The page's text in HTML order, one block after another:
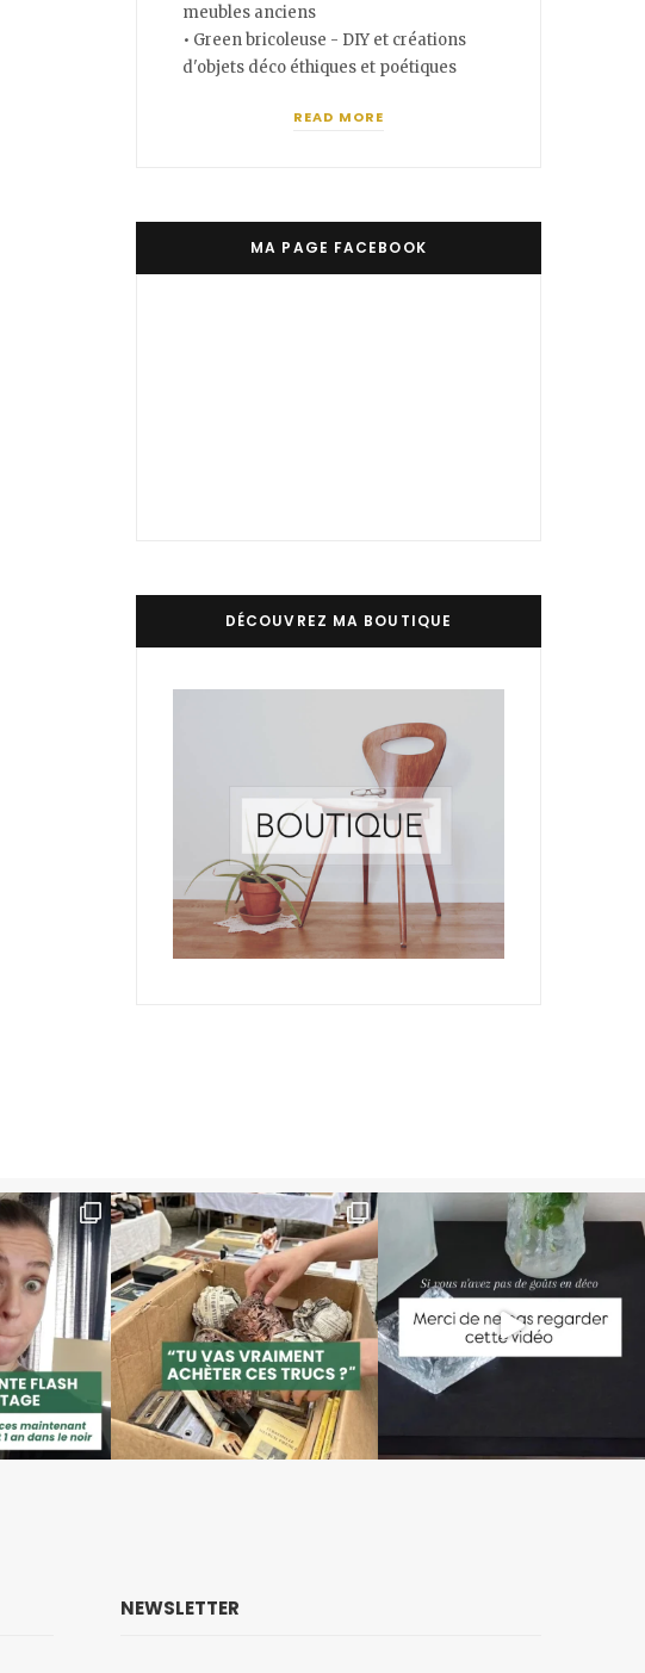
meubles anciens
• Green bricoleuse - DIY et créations
d'objets déco éthiques et poétiques
READ MORE
MA PAGE FACEBOOK
DÉCOUVREZ MA BOUTIQUE
NEWSLETTER